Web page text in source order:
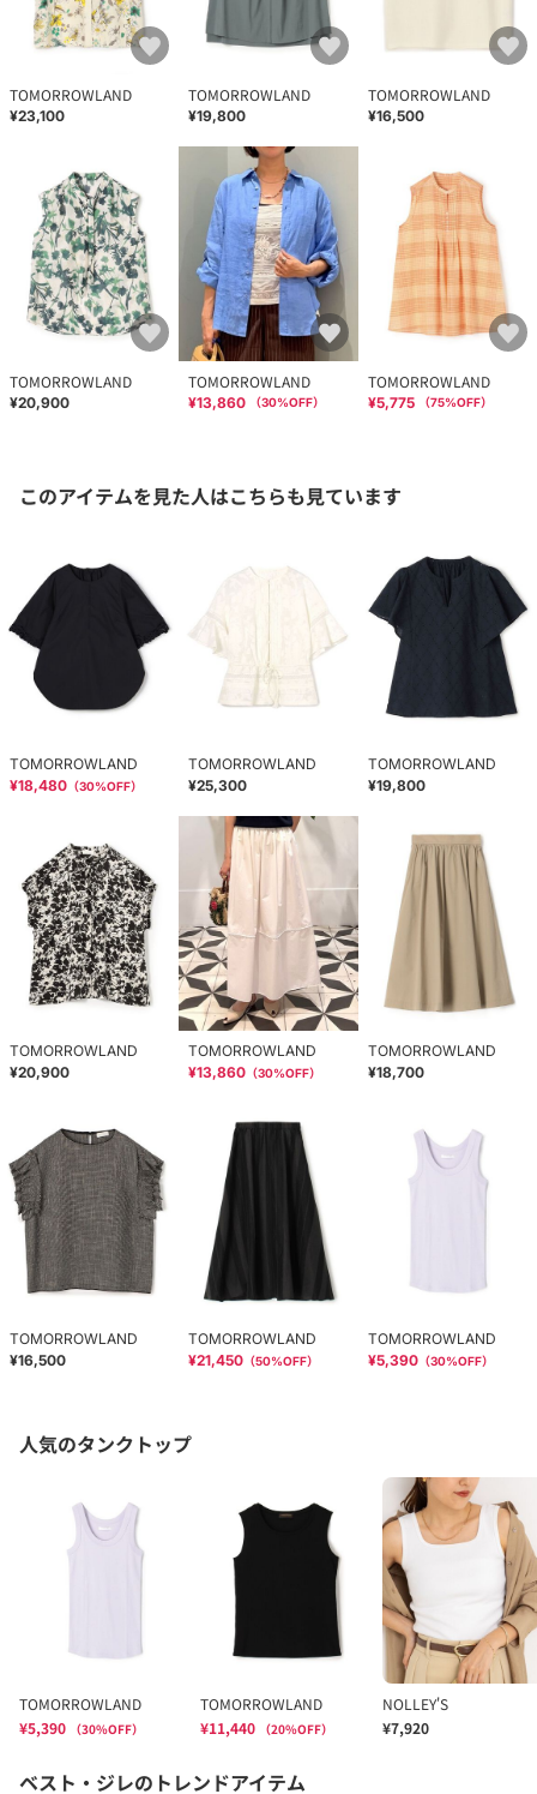
TOMORROWLAND
¥23,100
TOMORROWLAND
¥19,800
TOMORROWLAND
¥16,500
TOMORROWLAND
¥20,900
TOMORROWLAND
¥13,860 （30%OFF）
TOMORROWLAND
¥5,775 （75%OFF）